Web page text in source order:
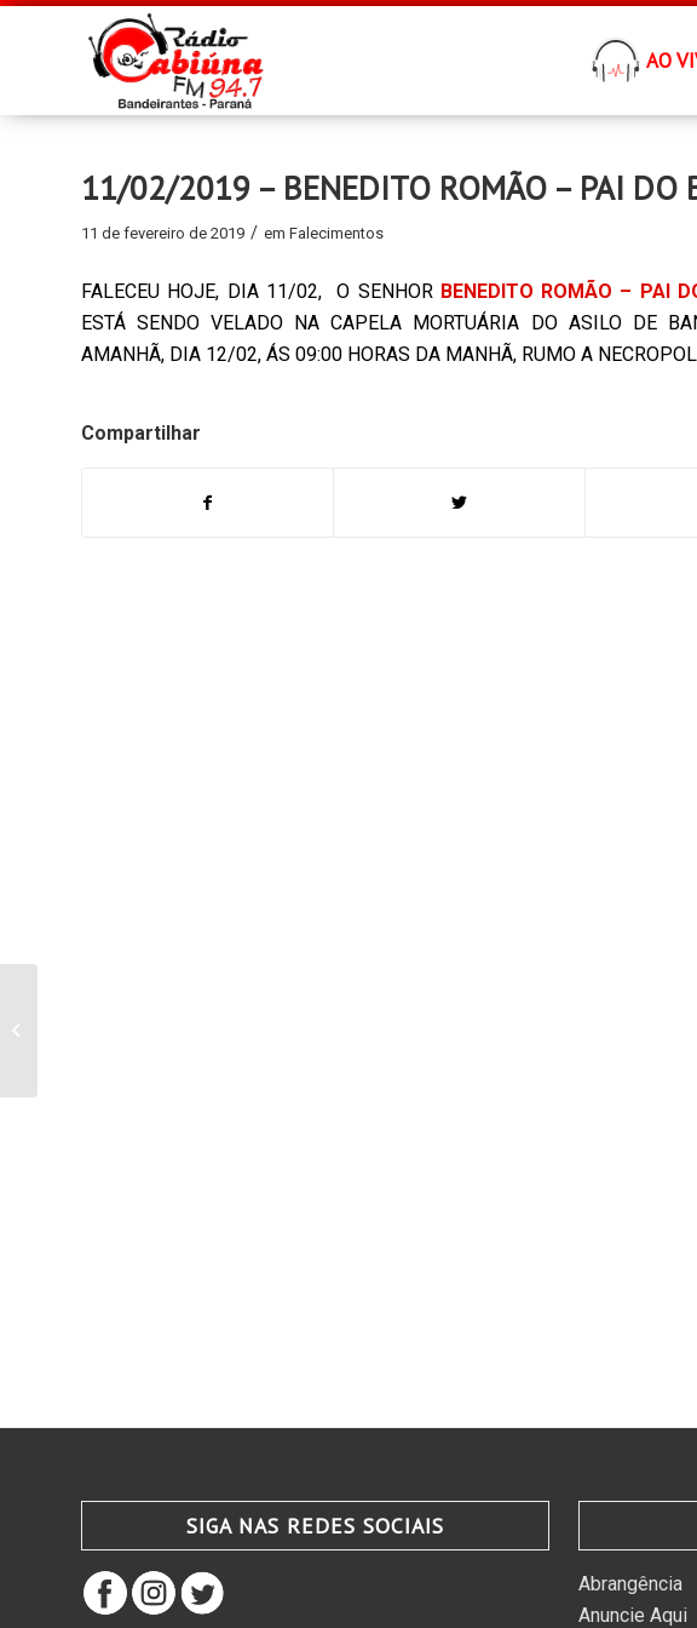
AO
11/02/2019 – BENEDITO ROMÃO – PAI DO
11 de fevereiro de 2019 / em Falecimentos
FALECEU HOJE, DIA 11/02, O SENHOR BENEDITO ROMÃO – PAI
ESTÁ SENDO VELADO NA CAPELA MORTUÁRIA DO ASILO DE
AMANHÃ, DIA 12/02, ÁS 09:00 HORAS DA MANHÃ, RUMO A
Compartilhar
SIGA NAS REDES SOCIAIS
Abrangência
Anuncie Aqui